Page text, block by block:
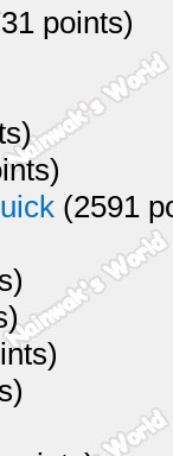
points)
(2591